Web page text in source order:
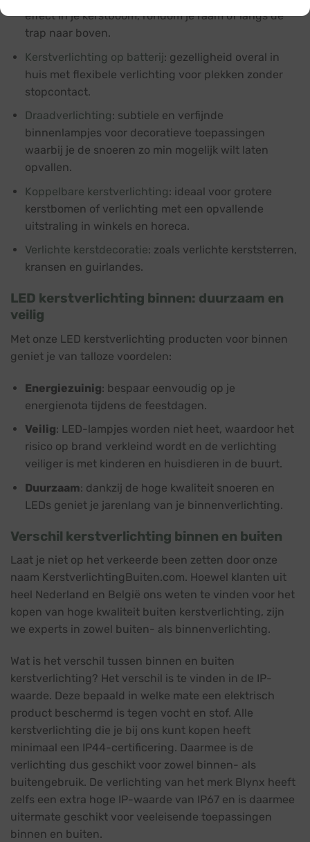
effect in je kerstboom, rondom je raam of langs de
trap naar boven.
Kerstverlichting op batterij: gezelligheid overal in
huis met flexibele verlichting voor plekken zonder
stopcontact.
Draadverlichting: subtiele en verfijnde
binnenlampjes voor decoratieve toepassingen
waarbij je de snoeren zo min mogelijk wilt laten
opvallen.
Koppelbare kerstverlichting: ideaal voor grotere
kerstbomen of verlichting met een opvallende
uitstraling in winkels en horeca.
Verlichte kerstdecoratie: zoals verlichte kerststerren,
kransen en guirlandes.
LED kerstverlichting binnen: duurzaam en
veilig
Met onze LED kerstverlichting producten voor binnen
geniet je van talloze voordelen:
Energiezuinig: bespaar eenvoudig op je
energienota tijdens de feestdagen.
Veilig: LED-lampjes worden niet heet, waardoor het
risico op brand verkleind wordt en de verlichting
veiliger is met kinderen en huisdieren in de buurt.
Duurzaam: dankzij de hoge kwaliteit snoeren en
LEDs geniet je jarenlang van je binnenverlichting.
Verschil kerstverlichting binnen en buiten
Laat je niet op het verkeerde been zetten door onze
naam KerstverlichtingBuiten.com. Hoewel klanten uit
heel Nederland en België ons weten te vinden voor het
kopen van hoge kwaliteit buiten kerstverlichting, zijn
we experts in zowel buiten- als binnenverlichting.
Wat is het verschil tussen binnen en buiten
kerstverlichting? Het verschil is te vinden in de IP-
waarde. Deze bepaald in welke mate een elektrisch
product beschermd is tegen vocht en stof. Alle
kerstverlichting die je bij ons kunt kopen heeft
minimaal een IP44-certificering. Daarmee is de
verlichting dus geschikt voor zowel binnen- als
buitengebruik. De verlichting van het merk Blynx heeft
zelfs een extra hoge IP-waarde van IP67 en is daarmee
uitermate geschikt voor veeleisende toepassingen
binnen en buiten.